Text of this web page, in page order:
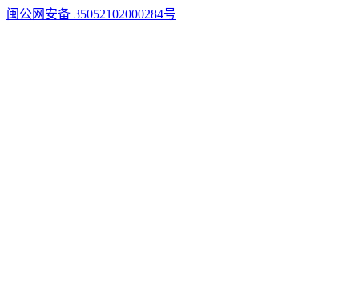
闽公网安备 35052102000284号